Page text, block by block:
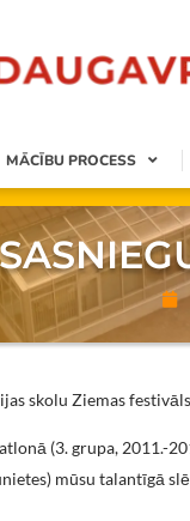
MĀCĪBU PROCESS
skolu Ziemas
(3. grupa, 2011.-
mūsu talantīgā